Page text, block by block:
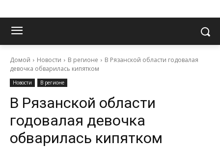
Домой Новости В регионе
В Рязанской области годовалая
девочка обварилась кипятком
Новости В регионе
В Рязанской области
годовалая девочка
обварилась кипятком